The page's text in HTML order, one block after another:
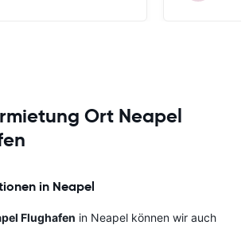
Ort Neapel
in Neapel
Flughafen in Neapel können wir auch